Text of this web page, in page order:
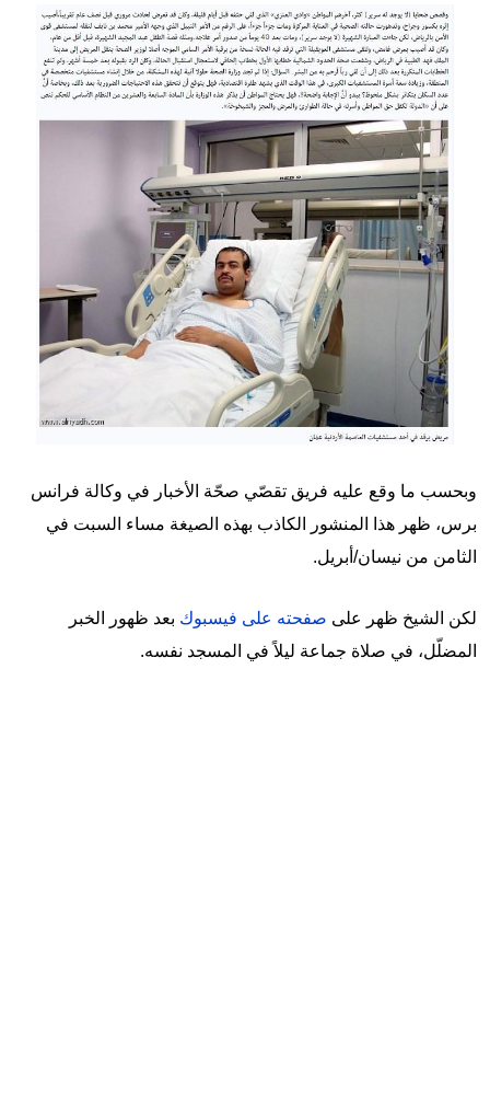
Image
وبحسب ما وقع عليه فريق تقصّي صحّة الأخبار في وكالة فرانس
برس، ظهر هذا المنشور الكاذب بهذه الصيغة مساء السبت في
الثامن من نيسان/أبريل.
لكن الشيخ ظهر على صفحته على فيسبوك بعد ظهور الخبر
المضلّل، في صلاة جماعة ليلاً في المسجد نفسه.